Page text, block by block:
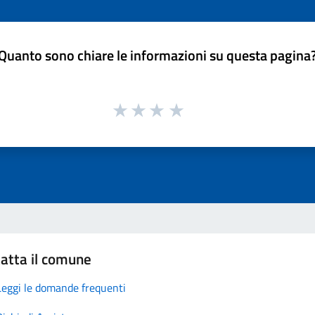
sono chiare le informazioni su questa
il comune
le domande frequenti